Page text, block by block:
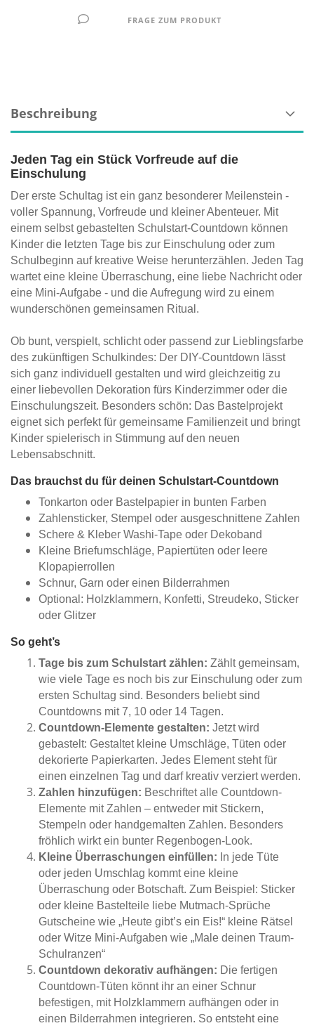
FRAGE ZUM PRODUKT
Beschreibung
Jeden Tag ein Stück Vorfreude auf die
Einschulung
Der erste Schultag ist ein ganz besonderer Meilenstein -
voller Spannung, Vorfreude und kleiner Abenteuer. Mit
einem selbst gebastelten Schulstart-Countdown können
Kinder die letzten Tage bis zur Einschulung oder zum
Schulbeginn auf kreative Weise herunterzählen. Jeden Tag
wartet eine kleine Überraschung, eine liebe Nachricht oder
eine Mini-Aufgabe - und die Aufregung wird zu einem
wunderschönen gemeinsamen Ritual.
Ob bunt, verspielt, schlicht oder passend zur Lieblingsfarbe
des zukünftigen Schulkindes: Der DIY-Countdown lässt
sich ganz individuell gestalten und wird gleichzeitig zu
einer liebevollen Dekoration fürs Kinderzimmer oder die
Einschulungszeit. Besonders schön: Das Bastelprojekt
eignet sich perfekt für gemeinsame Familienzeit und bringt
Kinder spielerisch in Stimmung auf den neuen
Lebensabschnitt.
Das brauchst du für deinen Schulstart-Countdown
Tonkarton oder Bastelpapier in bunten Farben
Zahlensticker, Stempel oder ausgeschnittene Zahlen
Schere & Kleber Washi-Tape oder Dekoband
Kleine Briefumschläge, Papiertüten oder leere
Klopapierrollen
Schnur, Garn oder einen Bilderrahmen
Optional: Holzklammern, Konfetti, Streudeko, Sticker
oder Glitzer
So geht’s
Tage bis zum Schulstart zählen: Zählt gemeinsam,
wie viele Tage es noch bis zur Einschulung oder zum
ersten Schultag sind. Besonders beliebt sind
Countdowns mit 7, 10 oder 14 Tagen.
Countdown-Elemente gestalten: Jetzt wird
gebastelt: Gestaltet kleine Umschläge, Tüten oder
dekorierte Papierkarten. Jedes Element steht für
einen einzelnen Tag und darf kreativ verziert werden.
Zahlen hinzufügen: Beschriftet alle Countdown-
Elemente mit Zahlen – entweder mit Stickern,
Stempeln oder handgemalten Zahlen. Besonders
fröhlich wirkt ein bunter Regenbogen-Look.
Kleine Überraschungen einfüllen: In jede Tüte
oder jeden Umschlag kommt eine kleine
Überraschung oder Botschaft. Zum Beispiel: Sticker
oder kleine Bastelteile liebe Mutmach-Sprüche
Gutscheine wie „Heute gibt’s ein Eis!“ kleine Rätsel
oder Witze Mini-Aufgaben wie „Male deinen Traum-
Schulranzen“
Countdown dekorativ aufhängen: Die fertigen
Countdown-Tüten könnt ihr an einer Schnur
befestigen, mit Holzklammern aufhängen oder in
einen Bilderrahmen integrieren. So entsteht eine